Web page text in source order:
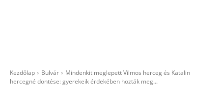
Kezdőlap Bulvár
Mindenkit meglepett Vilmos herceg és Katalin
hercegné döntése: gyerekeik érdekében hozták meg...